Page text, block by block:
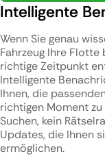
Intelligente
Wenn Sie genau
Fahrzeug Ihre
richtige Zeitpunkt
Intelligente
Ihnen, die
richtigen Moment zu
Suchen, kein
Updates, die Ihnen
ermöglichen.